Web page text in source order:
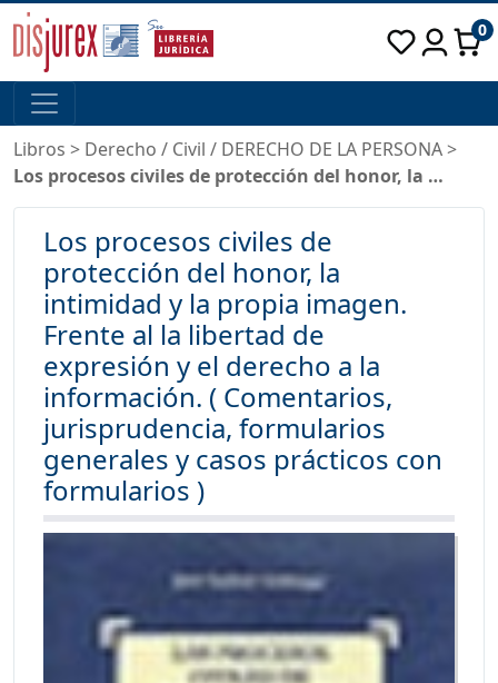
0
Libros > Derecho / Civil / DERECHO DE LA PERSONA>
Los procesos civiles de protección del honor, la …
Los procesos civiles de
protección del honor, la
intimidad y la propia imagen.
Frente al la libertad de
expresión y el derecho a la
información. ( Comentarios,
jurisprudencia, formularios
generales y casos prácticos con
formularios )